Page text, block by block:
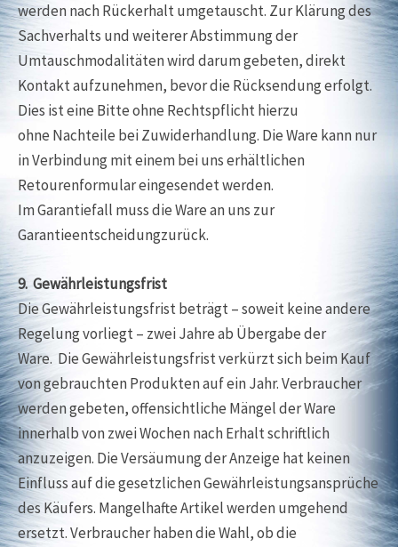
werden nach Rückerhalt umgetauscht. Zur Klärung des
Sachverhalts und weiterer Abstimmung der
Umtauschmodalitäten wird darum gebeten, direkt
Kontakt aufzunehmen, bevor die Rücksendung erfolgt.
Dies ist eine Bitte ohne Rechtspflicht hierzu
ohne Nachteile bei Zuwiderhandlung. Die Ware kann nur
in Verbindung mit einem bei uns erhältlichen
Retourenformular eingesendet werden.
Im Garantiefall muss die Ware an uns zur
Garantieentscheidungzurück.
9. Gewährleistungsfrist
Die Gewährleistungsfrist beträgt – soweit keine andere
Regelung vorliegt – zwei Jahre ab Übergabe der
Ware. Die Gewährleistungsfrist verkürzt sich beim Kauf
von gebrauchten Produkten auf ein Jahr. Verbraucher
werden gebeten, offensichtliche Mängel der Ware
innerhalb von zwei Wochen nach Erhalt schriftlich
anzuzeigen. Die Versäumung der Anzeige hat keinen
Einfluss auf die gesetzlichen Gewährleistungsansprüche
des Käufers. Mangelhafte Artikel werden umgehend
ersetzt. Verbraucher haben die Wahl, ob die